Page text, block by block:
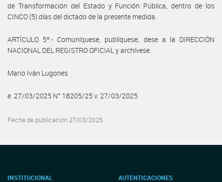
de Transformación del Estado y Función Pública, dentro de los
CINCO (5) días del dictado de la presente medida.
ARTÍCULO 5º.- Comuníquese, publíquese, dese a la DIRECCIÓN
NACIONAL DEL REGISTRO OFICIAL y archívese.
Mario Iván Lugones
e. 27/03/2025 N° 18205/25 v. 27/03/2025
Fecha de publicación 27/03/2025
INSTITUCIONAL AUTENTICACIONES